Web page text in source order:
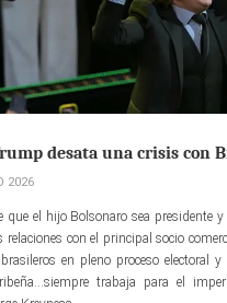
desata una crisis con
2026
que el hijo Bolsonaro sea presidente
con el principal socio
en pleno proceso electoral
trabaja para el